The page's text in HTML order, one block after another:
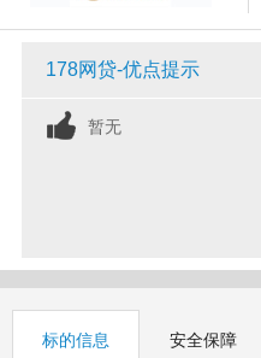
178网贷-优点提示
暂无
标的信息 安全保障